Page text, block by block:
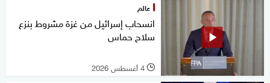
عالم
انسحاب إسرائيل من غزة مشروط بنزع
سلاح حماس
l 4 أغسطس 2026